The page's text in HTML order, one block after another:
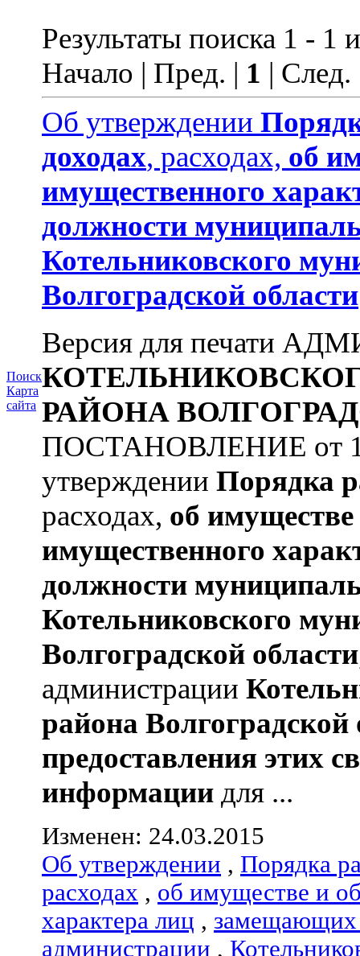
Поиск
Карта
сайта
Результаты поиска 1 - 1
Начало | Пред. | 1 |
Об утверждении
доходах, расходах, об
имущественного
должности
Котельниковского
Волгоградской области
Версия для печати
РАЙОНА
ПОСТАНОВЛЕНИЕ от
утверждении Порядка
расходах, об имуществе
имущественного
должности
Котельниковского
Волгоградской области
администрации
района Волгоградской
предоставления этих
информации для ...
Изменен: 24.03.2015
Об утверждении , Порядка
расходах , об имуществе и
характера лиц , замещающих
администрации ,